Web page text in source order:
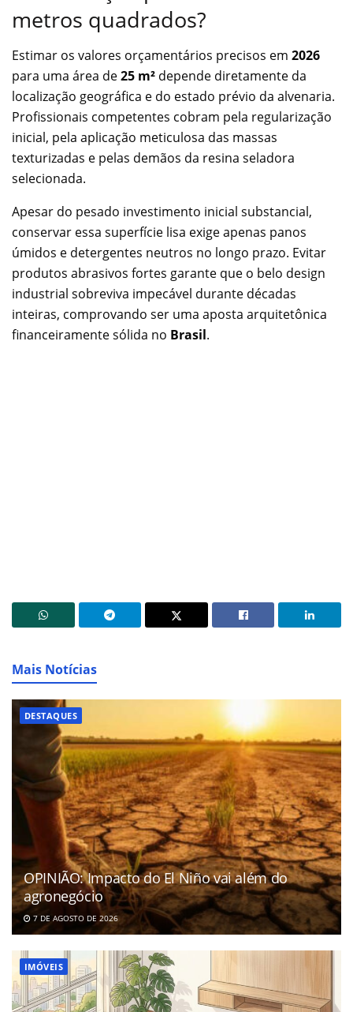
metros quadrados?
Estimar os valores orçamentários precisos em 2026
para uma área de25 m² depende diretamente da
localização geográfica e do estado prévio da alvenaria.
Profissionais competentes cobram pela regularização
inicial, pela aplicação meticulosa das massas
texturizadas e pelas demãos da resina seladora
selecionada.
Apesar do pesado investimento inicial substancial,
conservar essa superfície lisa exige apenas panos
úmidos e detergentes neutros no longo prazo. Evitar
produtos abrasivos fortes garante que o belo design
industrial sobreviva impecável durante décadas
inteiras, comprovando ser uma aposta arquitetônica
financeiramente sólida no Brasil.
Mais Notícias
DESTAQUES
OPINIÃO: Impacto do El Niño vai além do
agronegócio
7 DE AGOSTO DE 2026
IMÓVEIS